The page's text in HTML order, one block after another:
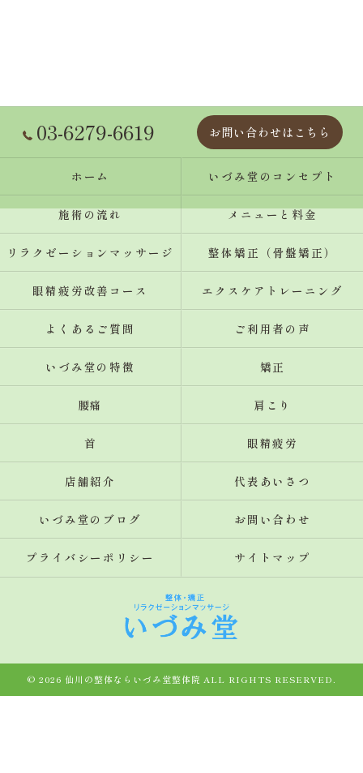
03-6279-6619 お問い合わせはこちら
ホーム いづみ堂のコンセプト
施術の流れ メニューと料金
リラクゼーションマッサージ 整体矯正（骨盤矯正）
眼精疲労改善コース エクスケアトレーニング
よくあるご質問 ご利用者の声
いづみ堂の特徴 矯正
腰痛 肩こり
首 眼精疲労
店舗紹介 代表あいさつ
いづみ堂のブログ お問い合わせ
プライバシーポリシー サイトマップ
© 2026 仙川の整体ならいづみ堂整体院 ALL RIGHTS RESERVED.